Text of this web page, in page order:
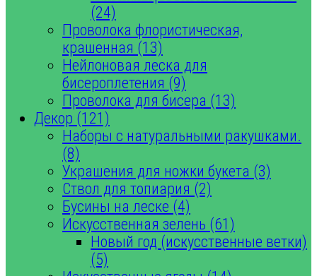
(24)
Проволока флористическая,
крашенная (13)
Нейлоновая леска для
бисероплетения (9)
Проволока для бисера (13)
Декор (121)
Наборы с натуральными ракушками.
(8)
Украшения для ножки букета (3)
Ствол для топиария (2)
Бусины на леске (4)
Искусственная зелень (61)
Новый год (искусственные ветки)
(5)